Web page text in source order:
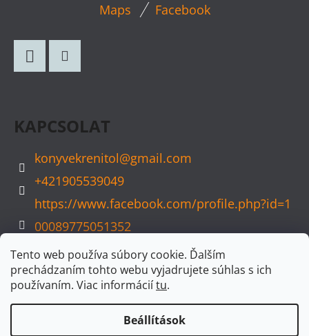
Tento web používa súbory cookie. Ďalším
prechádzaním tohto webu vyjadrujete súhlas s ich
používaním. Viac informáciítu.
Beállítások
Maps Facebook
KAPCSOLAT
konyvekrenitol@gmail.com
+421905539049
https://www.facebook.com/profile.php?id=1
00089775051352
konyvvarazs
Shoptet készítette